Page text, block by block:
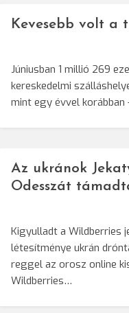
Kevesebb volt a
Júniusban 1 millió 269
kereskedelmi
mint egy évvel korábban
Az ukránok
Odesszát
Kigyulladt a Wildberries
létesítménye ukrán
reggel az orosz online
Wildberries…